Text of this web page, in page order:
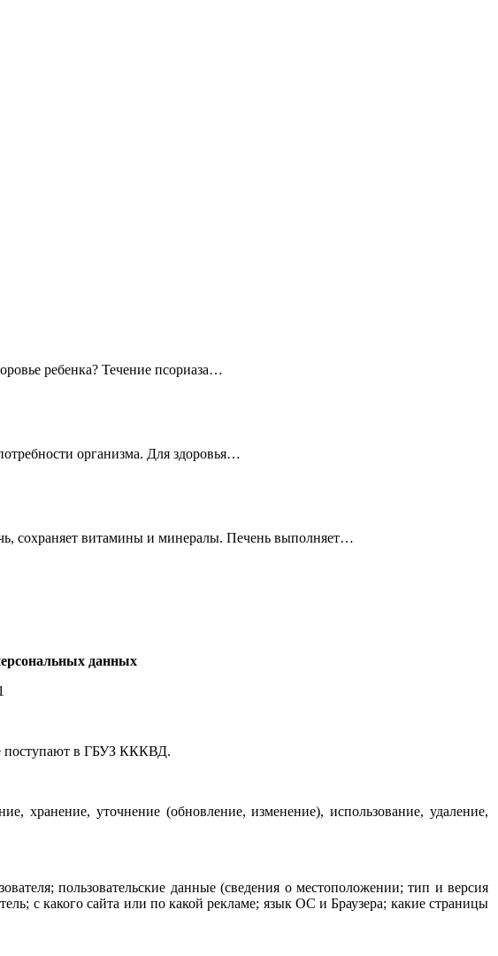
ребенка? Течение псориаза…
организма. Для здоровья…
сохраняет витамины и минералы. Печень выполняет…
данных
поступают в ГБУЗ КККВД.
хранение, уточнение (обновление, изменение), использование, удаление,
пользовательские данные (сведения о местоположении; тип и версия
с какого сайта или по какой рекламе; язык ОС и Браузера; какие страницы